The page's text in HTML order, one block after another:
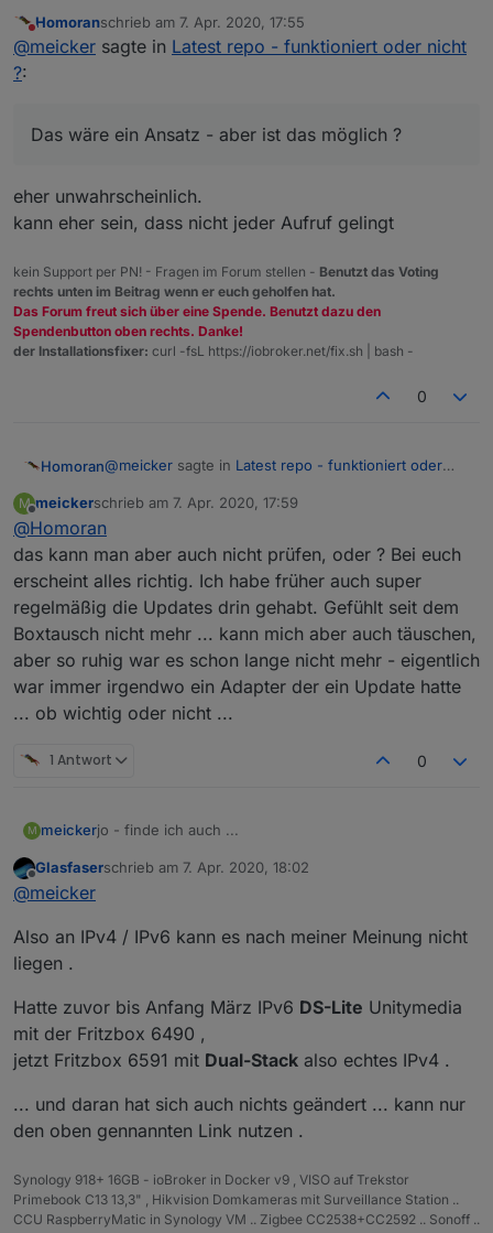
Vielleicht hilft ja hiervon noch was weiter:
Danach Backup zurückgespielt
wäre dann meine Fritzbox 6591 Kabel. Die habe ich
etwa zu der Zeit getauscht wo mir auch das Problem
aufgefallen ist ... Zuvor hatte ich eine 6590 Kabelbox.
parallelbetrieb gesehen, ich habe nur V4
Komisch wäre aber dann das mein Browser die JSON
richtig liest, auch die, die leer beim Broker ankommt ...
Das würde ja bedeuten das die Box die JSON an
wäre ein Ansatz - aber ist das möglich ?
Nicht stören
Homoranschrieb am 7. Apr. 2020, 17:55
zuletzt editiert von
@meicker sagte in Latest repo - funktioniert oder nicht
?:
Das wäre ein Ansatz - aber ist das möglich ?
eher unwahrscheinlich.
kann eher sein, dass nicht jeder Aufruf gelingt
kein Support per PN! - Fragen im Forum stellen - Benutzt das Voting
rechts unten im Beitrag wenn er euch geholfen hat.
Das Forum freut sich über eine Spende. Benutzt dazu den
Spendenbutton oben rechts. Danke!
der Installationsfixer: curl -fsL https://iobroker.net/fix.sh | bash -
0
Homoran@meicker sagte in Latest repo - funktioniert oder
eher unwahrscheinlich.
kann eher sein, dass nicht jeder Aufruf gelingt
M
Offline
meickerschrieb am 7. Apr. 2020, 17:59
zuletzt editiert von
@Homoran
das kann man aber auch nicht prüfen, oder ? Bei euch
erscheint alles richtig. Ich habe früher auch super
regelmäßig die Updates drin gehabt. Gefühlt seit dem
Boxtausch nicht mehr ... kann mich aber auch täuschen,
aber so ruhig war es schon lange nicht mehr - eigentlich
war immer irgendwo ein Adapter der ein Update hatte
... ob wichtig oder nicht ...
1 Antwort 0
M meickerjo - finde ich auch ...
Vielleicht hilft ja hiervon noch was weiter:
Neu aufgesetzt - ohne Image, alles über Konsole.
Ich hatte das Problem schon zuvor mit dem alten
Tinker Board. Eine weitere mögliche Fehlerquelle
wäre dann meine Fritzbox 6591 Kabel. Die habe ich
etwa zu der Zeit getauscht wo mir auch das Problem
Irgendwo hatte ich die Diskussion mit IPV4 & V6 im
parallelbetrieb gesehen, ich habe nur V4
Komisch wäre aber dann das mein Browser die JSON
richtig liest, auch die, die leer beim Broker ankommt ...
meinen Rechner durchlässt und am Broker nicht. Das
wäre ein Ansatz - aber ist das möglich ?
Offline
Glasfaserschrieb am 7. Apr. 2020, 18:02
zuletzt editiert von
@meicker
Also an IPv4 / IPv6 kann es nach meiner Meinung nicht
liegen .
Hatte zuvor bis Anfang März IPv6 DS-Lite Unitymedia
mit der Fritzbox 6490 ,
jetzt Fritzbox 6591 mit Dual-Stack also echtes IPv4 .
... und daran hat sich auch nichts geändert ... kann nur
den oben gennannten Link nutzen .
Synology 918+ 16GB - ioBroker in Docker v9 , VISO auf Trekstor
Primebook C13 13,3" , Hikvision Domkameras mit Surveillance Station ..
CCU RaspberryMatic in Synology VM .. Zigbee CC2538+CC2592 .. Sonoff ..